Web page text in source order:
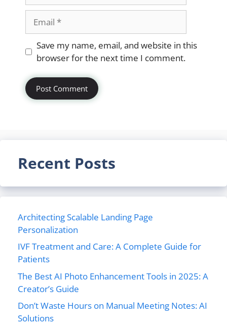
Website
Save my name, email, and website in this
browser for the next time I comment.
Recent Posts
Architecting Scalable Landing Page
Personalization
IVF Treatment and Care: A Complete Guide for
Patients
The Best AI Photo Enhancement Tools in 2025: A
Creator’s Guide
Don’t Waste Hours on Manual Meeting Notes: AI
Solutions